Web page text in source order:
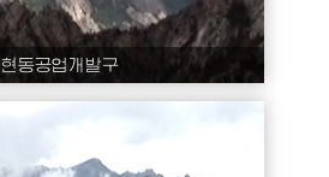
현동공업개발구